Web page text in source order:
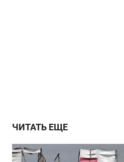
ЧИТАТЬ ЕЩЕ